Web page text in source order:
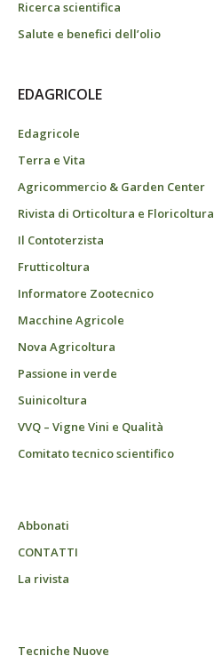
Ricerca scientifica
Salute e benefici dell’olio
EDAGRICOLE
Edagricole
Terra e Vita
Agricommercio & Garden Center
Rivista di Orticoltura e Floricoltura
Il Contoterzista
Frutticoltura
Informatore Zootecnico
Macchine Agricole
Nova Agricoltura
Passione in verde
Suinicoltura
VVQ – Vigne Vini e Qualità
Comitato tecnico scientifico
Abbonati
CONTATTI
La rivista
Tecniche Nuove